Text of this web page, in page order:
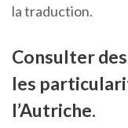
la traduction.
Consulter
les
l’Autriche.